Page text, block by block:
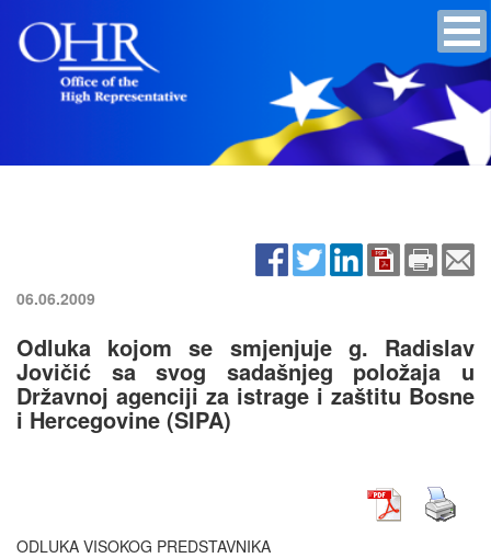
06.06.2009
Odluka kojom se smjenjuje g. Radislav
Jovičić sa svog sadašnjeg položaja u
Državnoj agenciji za istrage i zaštitu Bosne
i Hercegovine (SIPA)
ODLUKA VISOKOG PREDSTAVNIKA